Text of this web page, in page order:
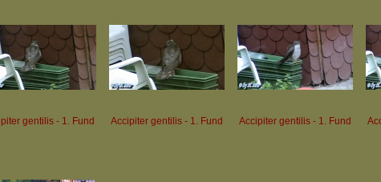
gentilis - 1. Fund Accipiter gentilis - 1. Fund Accipiter gentilis - 1. Fund